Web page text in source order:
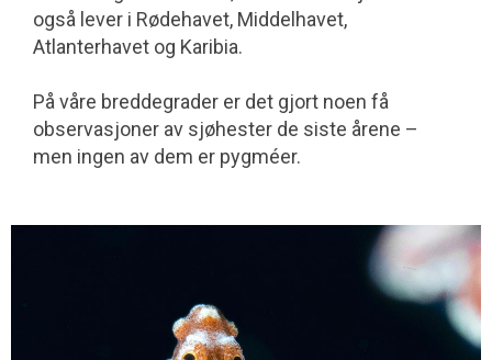
også lever i Rødehavet, Middelhavet,
Atlanterhavet og Karibia.
På våre breddegrader er det gjort noen få
observasjoner av sjøhester de siste årene –
men ingen av dem er pygméer.